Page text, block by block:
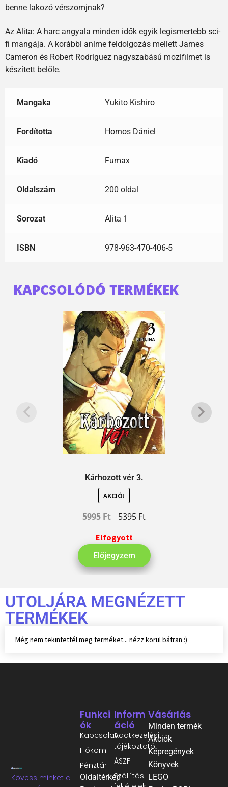
benne lakozó vérszomjnak?
Az Alita: A harc angyala minden idők egyik legismertebb sci-
fi mangája. A korábbi anime feldolgozás mellett James
Cameron és Robert Rodriguez nagyszabású mozifilmet is
készített belőle.
Mangaka Yukito Kishiro
Fordította Hornos Dániel
Kiadó Fumax
Oldalszám 200 oldal
Sorozat Alita 1
ISBN 978-963-470-406-5
KAPCSOLÓDÓ TERMÉKEK
Kárhozott vér 3.
AKCIÓ!
5995Ft 5395 Ft
Elfogyott
Előjegyzem
UTOLJÁRA MEGNÉZETT
TERMÉKEK
Még nem tekintettél meg terméket... nézz körül bátran :)
Kövess minket a
Inform
Áció
Adatkezelési
tájékoztató
ÁSZF
Szállítási
Funkci
Ók
Kapcsolat
Fiókom
Pénztár
Oldaltérkép
Vásárlás
Minden termék
Akciók
Képregények
Könyvek
LEGO